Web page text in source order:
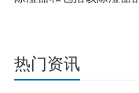
热门资讯